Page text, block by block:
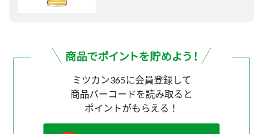
ミツカン365に会員登録して
商品バーコードを読み取ると
ポイントがもらえる！